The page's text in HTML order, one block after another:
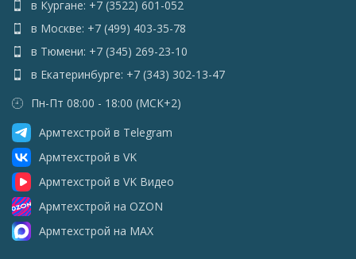
в Кургане: +7 (3522) 601-052
в Москве: +7 (499) 403-35-78
в Тюмени: +7 (345) 269-23-10
в Екатеринбурге: +7 (343) 302-13-47
Пн-Пт 08:00 - 18:00 (МСК+2)
Армтехстрой в Telegram
Армтехстрой в VK
Армтехстрой в VK Видео
Армтехстрой на OZON
Армтехстрой на MAX